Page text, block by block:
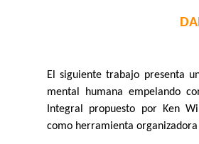
El siguiente trabajo presenta
mental humana empelando
Integral propuesto por Ken
como herramienta